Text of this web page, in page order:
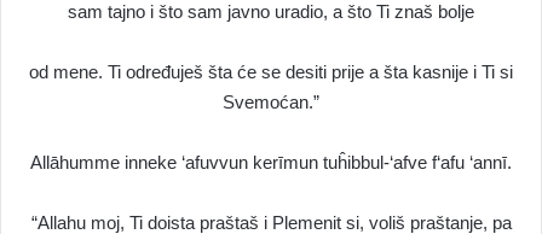
sam tajno i što sam javno uradio, a što Ti znaš bolje
od mene. Ti određuješ šta će se desiti prije a šta kasnije i Ti si
Svemoćan.”
Allāhumme inneke ‘afuvvun kerīmun tuĥibbul-‘afve f‘afu ‘annī.
“Allahu moj, Ti doista praštaš i Plemenit si, voliš praštanje, pa